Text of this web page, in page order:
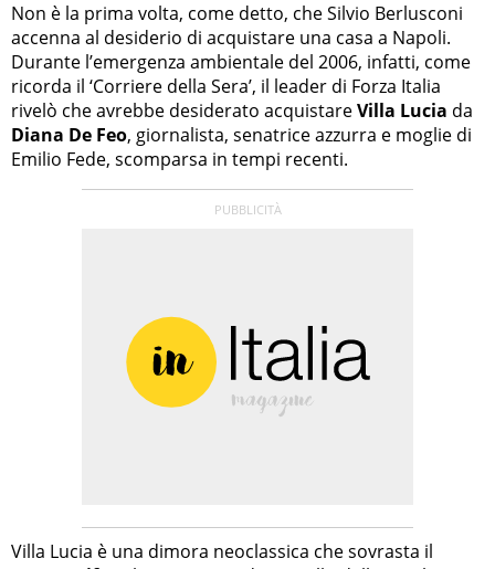
Non è la prima volta, come detto, che Silvio Berlusconi
accenna al desiderio di acquistare una casa a Napoli.
Durante l’emergenza ambientale del 2006, infatti, come
ricorda il ‘Corriere della Sera’, il leader di Forza Italia
rivelò che avrebbe desiderato acquistareVilla Lucia da
Diana De Feo, giornalista, senatrice azzurra e moglie di
Emilio Fede, scomparsa in tempi recenti.
Villa Lucia è una dimora neoclassica che sovrasta il